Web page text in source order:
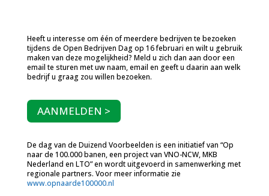
Heeft u interesse om één of meerdere bedrijven te bezoeken
tijdens de Open Bedrijven Dag op 16 februari en wilt u gebruik
maken van deze mogelijkheid? Meld u zich dan aan door een
email te sturen met uw naam, email en geeft u daarin aan welk
bedrijf u graag zou willen bezoeken.
AANMELDEN >
De dag van de Duizend Voorbeelden is een initiatief van “Op
naar de 100.000 banen, een project van VNO-NCW, MKB
Nederland en LTO” en wordt uitgevoerd in samenwerking met
regionale partners. Voor meer informatie zie
www.opnaarde100000.nl